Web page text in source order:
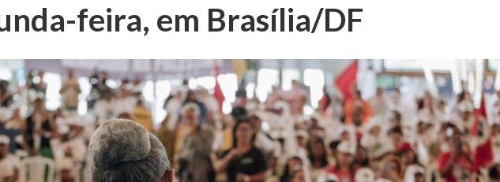
feira, em Brasília/DF